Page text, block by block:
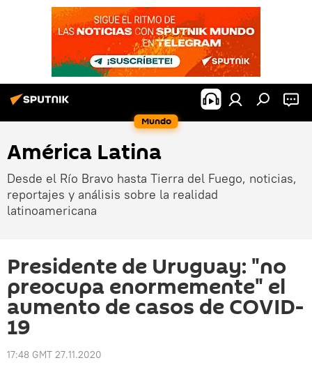
Mundo
América Latina
Desde el Río Bravo hasta Tierra del Fuego, noticias,
reportajes y análisis sobre la realidad
latinoamericana
Presidente de Uruguay: "no
preocupa enormemente" el
aumento de casos de COVID-
19
17:48 GMT 27.11.2020